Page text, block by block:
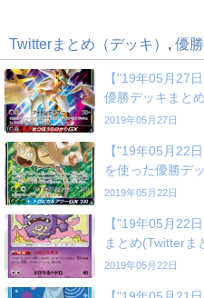
Twitterまとめ（デッキ） 優
【"19年05月27
優勝デッキまと
2019年05月27日
【"19年05月22
を使った優勝デ
2019年05月22日
【"19年05月22
まとめ(Twitterま
2019年05月22日